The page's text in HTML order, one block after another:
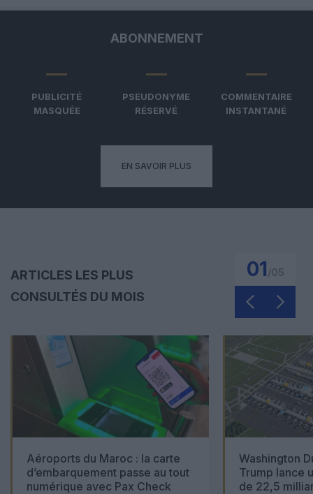
ABONNEMENT
PUBLICITÉ
MASQUÉE
PSEUDONYME
RÉSERVÉ
COMMENTAIRE
INSTANTANÉ
EN SAVOIR PLUS
ARTICLES LES PLUS
CONSULTÉS DU MOIS
01
Aéroports du Maroc : la carte
d’embarquement passe au tout
numérique avec Pax Check
Washington
Trump lance
de 22,5